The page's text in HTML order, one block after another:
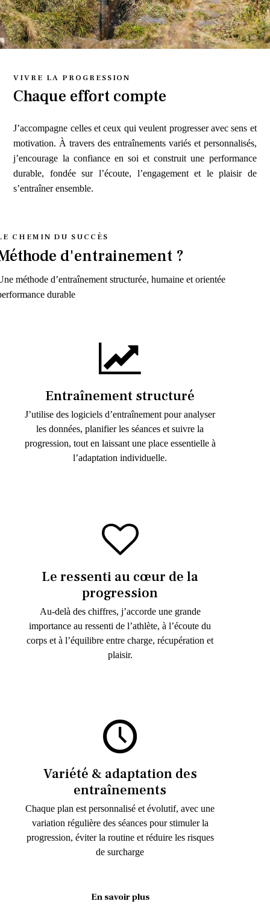
VIVRE LA PROGRESSION
Chaque effort compte
J’accompagne celles et ceux qui veulent progresser avec sens et
motivation. À travers des entraînements variés et personnalisés,
j’encourage la confiance en soi et construit une performance
durable, fondée sur l’écoute, l’engagement et le plaisir de
s’entraîner ensemble.
CHEMIN DU SUCCÈS
d'entrainement ?
méthode d’entraînement structurée, humaine et orientée
durable
Entraînement structuré
J’utilise des logiciels d’entraînement pour analyser
les données, planifier les séances et suivre la
progression, tout en laissant une place essentielle à
l’adaptation individuelle.
Le ressenti au cœur de la
progression
Au-delà des chiffres, j’accorde une grande
importance au ressenti de l’athlète, à l’écoute du
corps et à l’équilibre entre charge, récupération et
plaisir.
Variété & adaptation des
entraînements
Chaque plan est personnalisé et évolutif, avec une
variation régulière des séances pour stimuler la
progression, éviter la routine et réduire les risques
de surcharge
En savoir plus